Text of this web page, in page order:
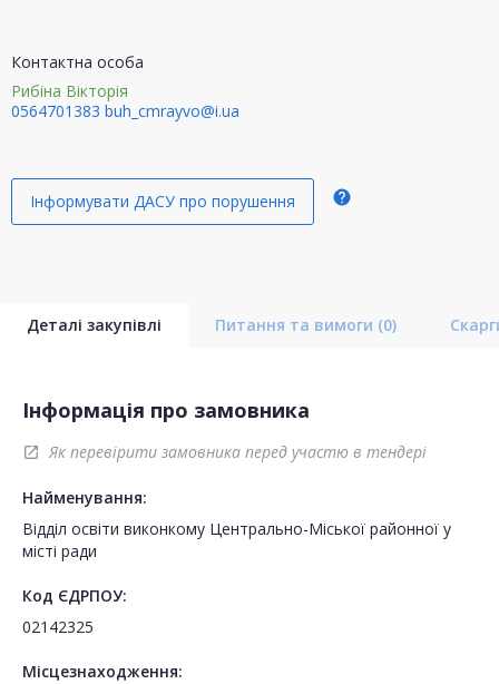
Контактна особа
Рибіна Вікторія
0564701383 buh_cmrayvo@i.ua
Інформувати ДАСУ про порушення help
Деталі закупівлі Питання та вимоги (0)
Інформація про замовника
open_in_new Як перевірити замовника перед участю в тендері
Найменування:
Відділ освіти виконкому Центрально-Міської районної у
місті ради
Код ЄДРПОУ:
02142325
Місцезнаходження: